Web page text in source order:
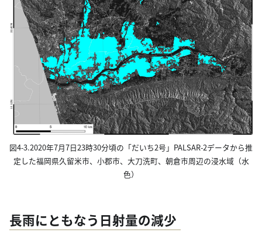
図4-3.2020年7月7日23時30分頃の「だいち2号」PALSAR-2データから推
定した福岡県久留米市、小郡市、大刀洗町、朝倉市周辺の浸水域（水
色）
長雨にともなう日射量の減少